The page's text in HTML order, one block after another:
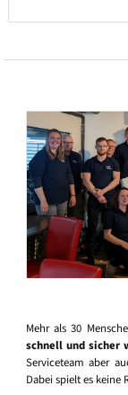
Mehr als 30
schnell und sicher
Serviceteam aber
Dabei spielt es keine